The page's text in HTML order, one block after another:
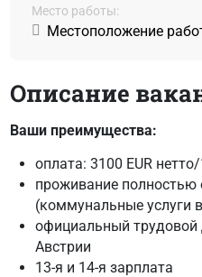
Место работы:
Местоположение
Описание
Ваши преимущества:
оплата: 3100 EUR
проживание полностью
(коммунальные услуги
официальный
Австрии
13-я и 14-я зарплата